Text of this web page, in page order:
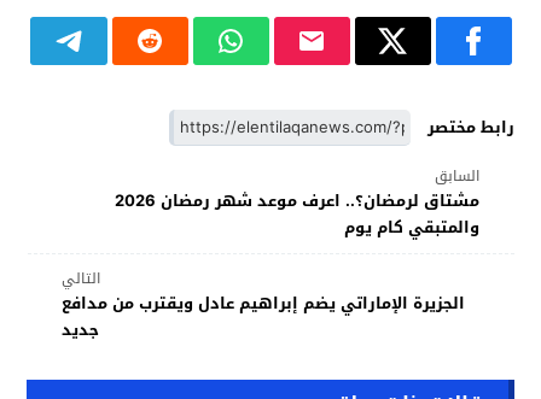
رابط مختصر
السابق
مشتاق لرمضان؟.. اعرف موعد شهر رمضان 2026
والمتبقي كام يوم
التالي
الجزيرة الإماراتي يضم إبراهيم عادل ويقترب من مدافع
جديد